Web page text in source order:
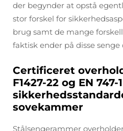
der begynder at opstå
stor forskel for
brug samt de mange
faktisk ender på disse
Certificeret
F1427-22 og EN 747-1
sovekammer
Stålsengerammer